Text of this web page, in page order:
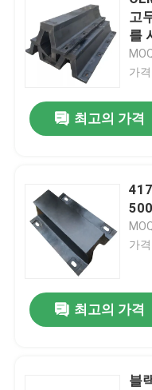
고
를
가
최고의 가격
가
최고의 가격
블